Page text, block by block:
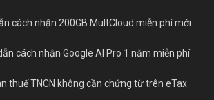
cách nhận 200GB MultCloud miễn phí mới
cách nhận Google AI Pro 1 năm miễn phí
thuế TNCN không cần chứng từ trên eTax